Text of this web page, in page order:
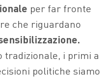
per far fronte
che riguardano
tradizionale, i primi a
politiche siamo